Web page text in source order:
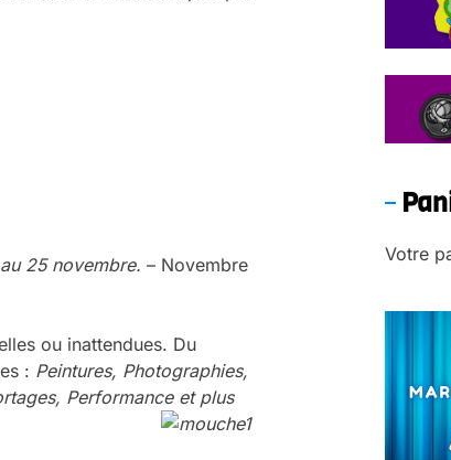
au 25 novembre. – Novembre
ou inattendues. Du
: Peintures, Photographies,
Performance et plus
Votre